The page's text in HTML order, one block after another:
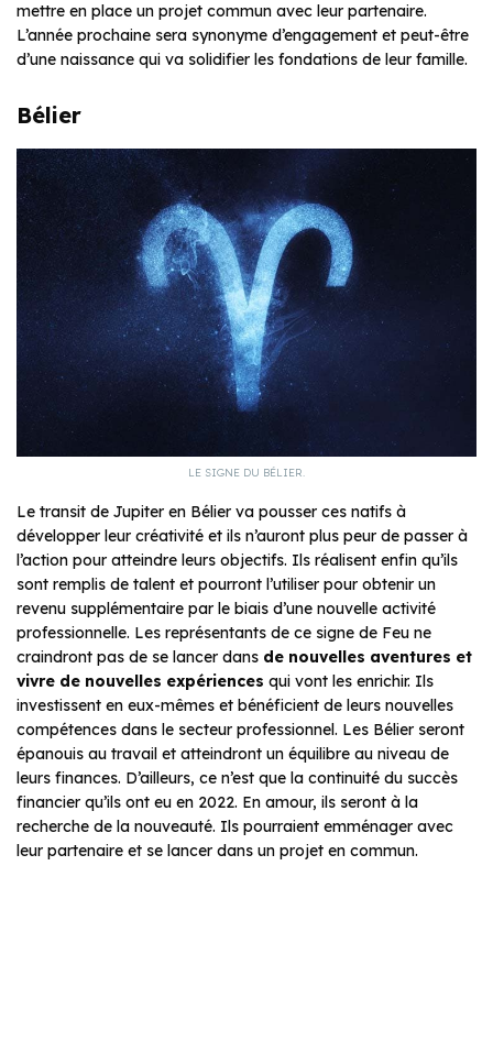
mettre en place un projet commun avec leur partenaire.
L’année prochaine sera synonyme d’engagement et peut-être
d’une naissance qui va solidifier les fondations de leur famille.
Bélier
LE SIGNE DU BÉLIER.
Le transit de Jupiter en Bélier va pousser ces natifs à
développer leur créativité et ils n’auront plus peur de passer à
l’action pour atteindre leurs objectifs. Ils réalisent enfin qu’ils
sont remplis de talent et pourront l’utiliser pour obtenir un
revenu supplémentaire par le biais d’une nouvelle activité
professionnelle. Les représentants de ce signe de Feu ne
craindront pas de se lancer dans de nouvelles aventures et
vivre de nouvelles expériences qui vont les enrichir. Ils
investissent en eux-mêmes et bénéficient de leurs nouvelles
compétences dans le secteur professionnel. Les Bélier seront
épanouis au travail et atteindront un équilibre au niveau de
leurs finances. D’ailleurs, ce n’est que la continuité du succès
financier qu’ils ont eu en 2022. En amour, ils seront à la
recherche de la nouveauté. Ils pourraient emménager avec
leur partenaire et se lancer dans un projet en commun.